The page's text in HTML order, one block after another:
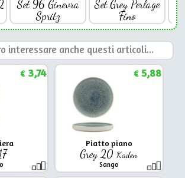
Set 96 Ginevra
Spritz
Set Grey Perlage
Fino
interessare anche questi articoli...
€3,74
Piatto piano
Grey 20 Kaden
Sango
€5,88